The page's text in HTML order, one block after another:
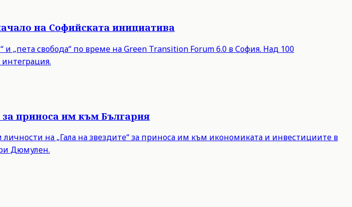
на Софийската инициатива
„пета свобода“ по време на Green Transition Forum 6.0 в София. Над 100
приноса им към България
на „Гала на звездите“ за приноса им към икономиката и инвестициите в
Дюмулен.